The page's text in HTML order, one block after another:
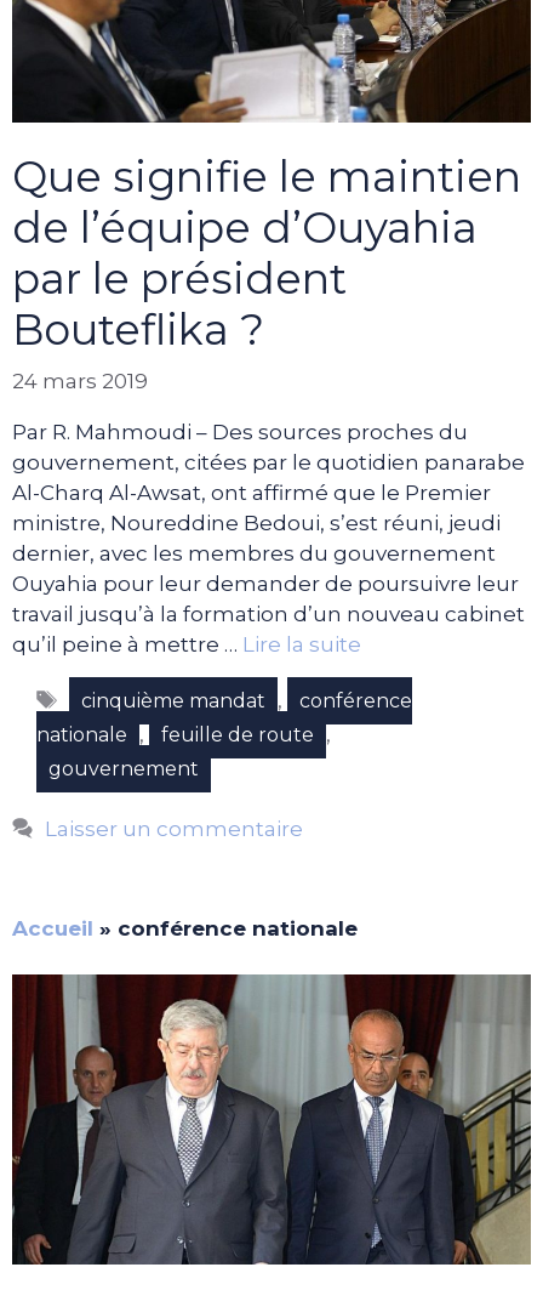
Que signifie le maintien
de l’équipe d’Ouyahia
par le président
Bouteflika ?
24 mars 2019
Par R. Mahmoudi – Des sources proches du
gouvernement, citées par le quotidien panarabe
Al-Charq Al-Awsat, ont affirmé que le Premier
ministre, Noureddine Bedoui, s’est réuni, jeudi
dernier, avec les membres du gouvernement
Ouyahia pour leur demander de poursuivre leur
travail jusqu’à la formation d’un nouveau cabinet
qu’il peine à mettre … Lire la suite
Étiquettes
cinquième mandat ,
conférence
nationale
, feuille de route ,
gouvernement
Laisser un commentaire
Accueil » conférence nationale